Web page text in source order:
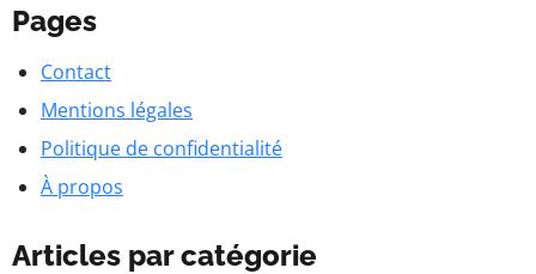
Pages
Contact
Mentions légales
Politique de confidentialité
À propos
Articles par catégorie